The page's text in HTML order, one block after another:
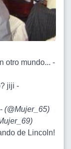
otro mundo... -
jiji -
(@Mujer_65)
)
de Lincoln!